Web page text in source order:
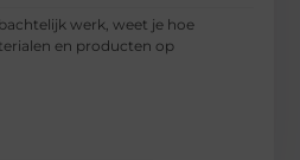
werk, weet je hoe
en producten op